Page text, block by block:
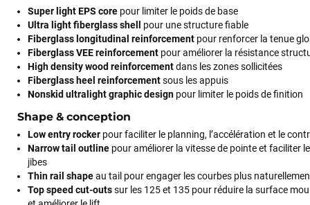
Super light EPS core pour limiter le poids de base
Ultra light fiberglass shell
pour une structure fiable
Fiberglass longitudinal reinforcement pour renforcer la tenue
Fiberglass VEE reinforcement pour améliorer la résistance
High density wood reinforcementdans les zones sollicitées
Fiberglass heel reinforcementsous les appuis
Nonskid ultralight graphic design pour limiter le poids de finition
Shape & conception
Low entry rocker pour faciliter le planning, l’accélération et le
Narrow tail outline pour améliorer la vitesse de pointe et faciliter
jibes
Thin rail shapeau tail pour engager les courbes plus
Top speed cut-outssur les 125 et 135 pour réduire la surface